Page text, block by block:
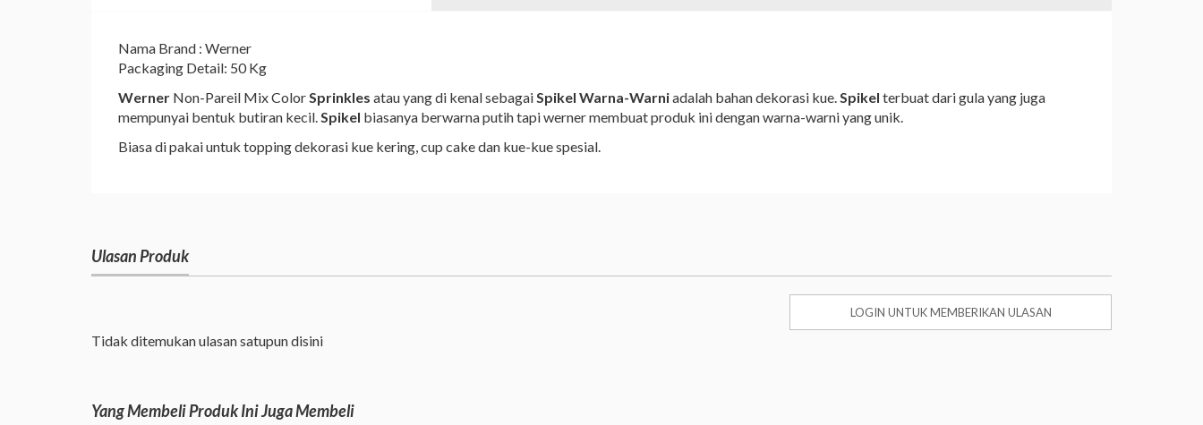
Nama Brand : Werner
Packaging Detail: 50 Kg
Werner Non-Pareil Mix ColorSprinkles atau yang di kenal sebagaiSpikel Warna-Warniadalah bahan dekorasi kue.Spikel terbuat dari gula yang juga
mempunyai bentuk butiran kecil.Spikel biasanya berwarna putih tapi werner membuat produk ini dengan warna-warni yang unik.
Biasa di pakai untuk topping dekorasi kue kering, cup cake dan kue-kue spesial.
Ulasan Produk
Tidak ditemukan ulasan satupun disini
LOGIN UNTUK MEMBERIKAN ULASAN
Yang Membeli Produk Ini Juga Membeli